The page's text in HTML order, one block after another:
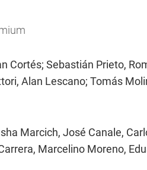
Cortés; Sebastián Prieto,
Alan Lescano; Tomás
Marcich, José Canale,
Marcelino Moreno,